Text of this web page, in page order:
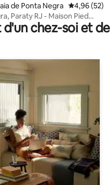
de Ponta Negra Évaluation
4,96 (52)
Paraty RJ - Maison Pied
chez-soi et